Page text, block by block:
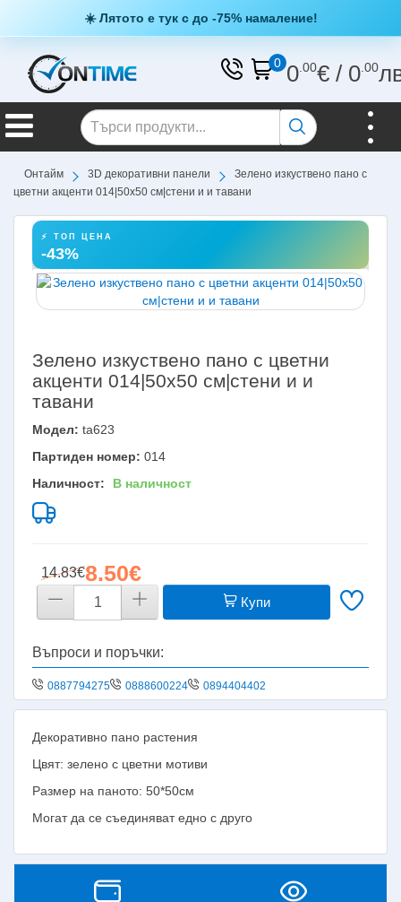
☀️ Лятото е тук с до -75% намаление!
0 0.00€/ 0.00
Онтайм 3D декоративни панели
Зелено изкуствено пано с
цветни акценти 014|50х50 см|стени и и тавани
⚡ ТОП ЦЕНА
-43%
Зелено изкуствено пано с цветни
акценти 014|50х50 см|стени и и
тавани
Модел: ta623
Партиден номер: 014
Наличност:
В наличност
14.83€8.50€
Купи
Въпроси и поръчки:
0887794275 0888600224 0894404402
Декоративно пано растения
Цвят: зелено с цветни мотиви
Размер на паното: 50*50см
Могат да се съединяват едно с друго